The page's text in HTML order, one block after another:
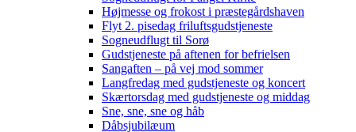
Højmesse og frokost i præstegårdshaven
Flyt 2. pisedag friluftsgudstjeneste
Sogneudflugt til Sorø
Gudstjeneste på aftenen for befrielsen
Sangaften – på vej mod sommer
Langfredag med gudstjeneste og koncert
Skærtorsdag med gudstjeneste og middag
Sne, sne, sne og håb
Dåbsjubilæum